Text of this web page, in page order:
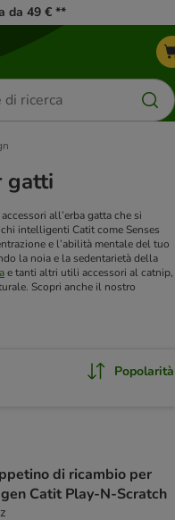
da 49 € **
gatti
all’erba gatta che si
intelligenti Catit come Senses
e l’abilità mentale del tuo
la noia e la sedentarietà della
e tanti altri utili accessori al catnip,
Scopri anche il nostro
Popolarità
di ricambio per
Catit Play-N-Scratch